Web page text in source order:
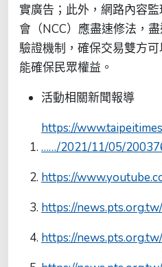
實廣告；此外，網路內容
會（NCC）應盡速修法，
驗證機制，確保交易雙方
能確保民眾權益。
活動相關新聞報導
https://
……/2021/11/05/
https://
https://
https://